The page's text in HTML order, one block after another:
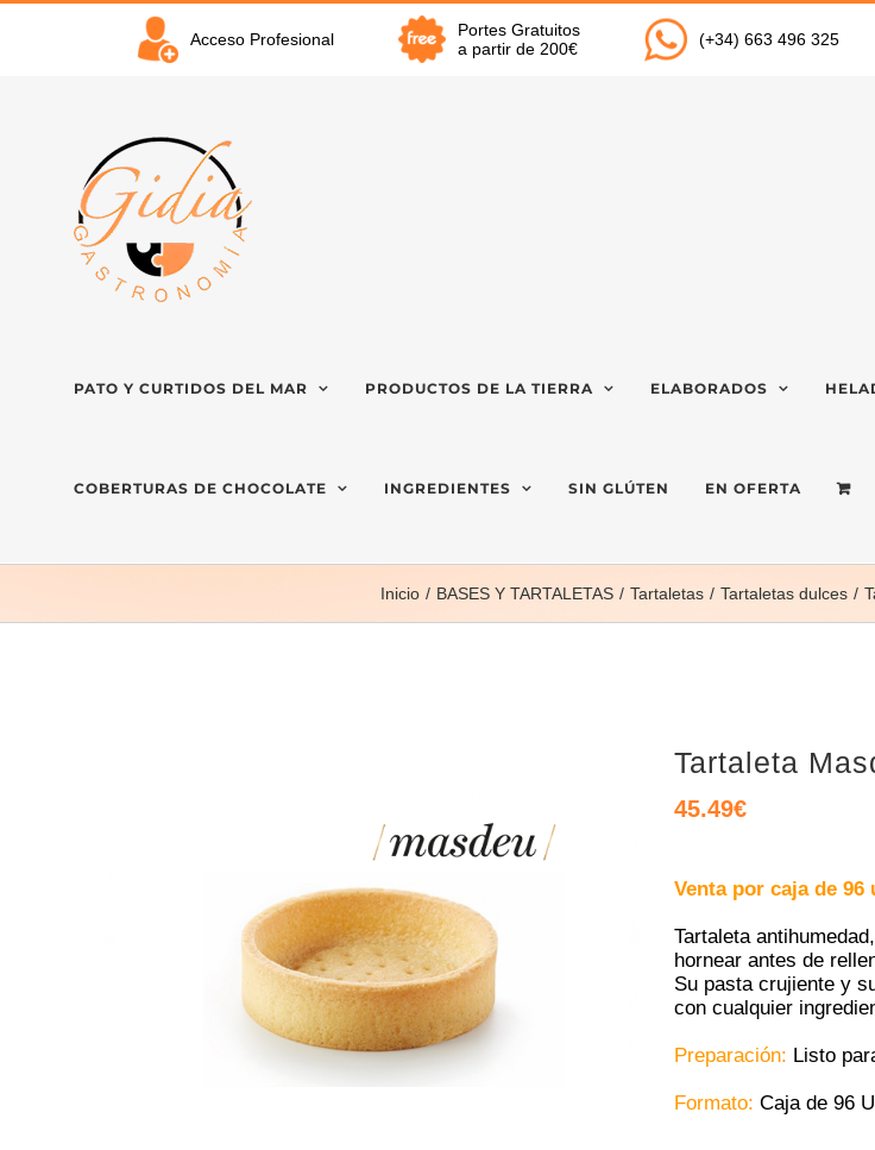
Saltar
Acceso Profesional
Portes Gratuitos
a partir de 200€
(+34) 663 496 325
PATO Y CURTIDOS DEL MAR PRODUCTOS DE LA TIERRA ELABORADOS
COBERTURAS DE CHOCOLATE INGREDIENTES SIN GLÚTEN EN OFERTA
Inicio BASES Y TARTALETAS Tartaletas Tartaletas dulces
Tartaleta
45.49€
Venta por caja de 96
Tartaleta
hornear antes de
Su pasta crujiente y
con cualquier
Preparación: Listo
Formato: Caja de 96